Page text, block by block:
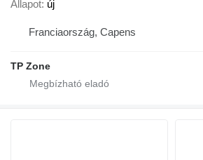
Állapot új
Franciaország, Capens
TP Zone